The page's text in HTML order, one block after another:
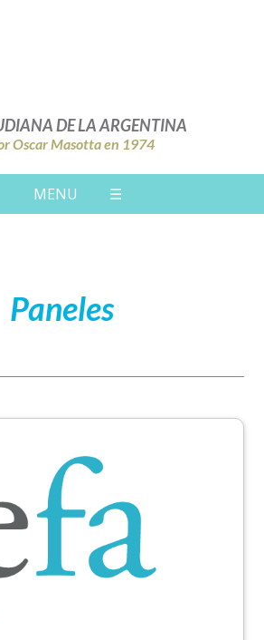
DE LA ARGENTINA
Oscar Masotta en 1974
MENU ☰
Paneles